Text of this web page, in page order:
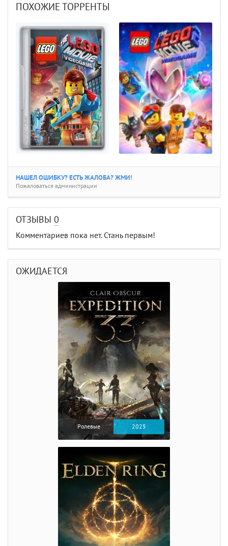
ПОХОЖИЕ ТОРРЕНТЫ
НАШЕЛ ОШИБКУ? ЕСТЬ ЖАЛОБА? ЖМИ!
Пожаловаться администрации
ОТЗЫВЫ 0
Комментариев пока нет. Стань первым!
ОЖИДАЕТСЯ
Ролевые 2025